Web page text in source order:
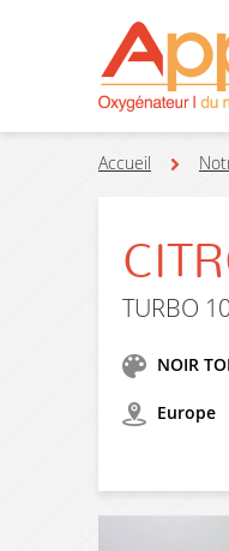
Accueil
TURBO
NOIR
Europe